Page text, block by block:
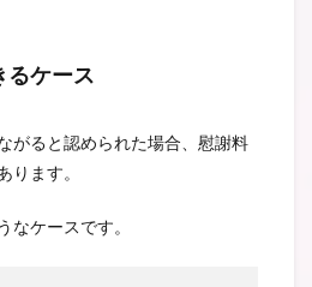
るケース
がると認められた場合、慰謝料
ります。
なケースです。